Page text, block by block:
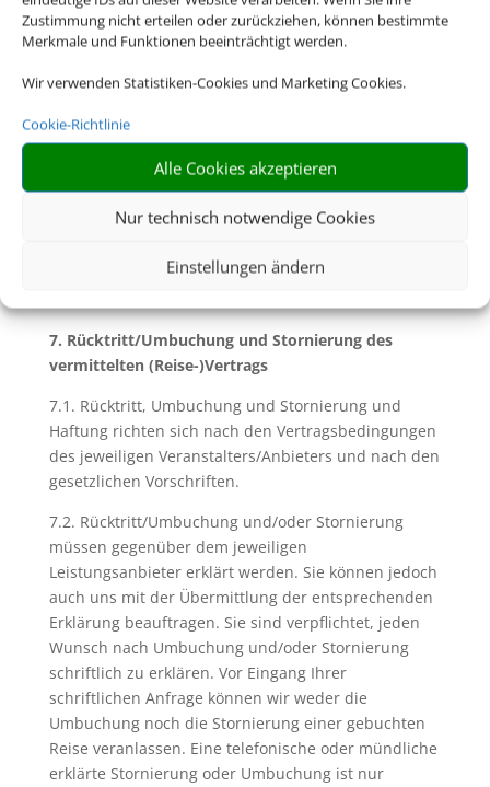
Zustimmung nicht erteilen oder zurückziehen, können bestimmte
Merkmale und Funktionen beeinträchtigt werden.
Wir verwenden Statistiken-Cookies und Marketing Cookies.
Cookie-Richtlinie
Alle Cookies akzeptieren
Nur technisch notwendige Cookies
Einstellungen ändern
6.2. Soweit mit Ihnen nicht ausdrücklich vereinbart,
sind Sie für die Einhaltung dieser Pass- und
gesundheitspolizeilichen Formalitäten und aller
gesetzlichen Vorschriften die Reisenden selbst
verantwortlich. Dazu gehört insbesondere die
rechtzeitige Beantragung von Visa für das
Bestimmungsland. Für eine etwaige Verletzung
solcher Vorschriften und deren Folgen haften wir
7. Rücktritt/Umbuchung und Stornierung des
vermittelten (Reise-)Vertrags
7.1. Rücktritt, Umbuchung und Stornierung und
Haftung richten sich nach den Vertragsbedingungen
des jeweiligen Veranstalters/Anbieters und nach den
gesetzlichen Vorschriften.
7.2. Rücktritt/Umbuchung und/oder Stornierung
müssen gegenüber dem jeweiligen
Leistungsanbieter erklärt werden. Sie können jedoch
auch uns mit der Übermittlung der entsprechenden
Erklärung beauftragen. Sie sind verpflichtet, jeden
Wunsch nach Umbuchung und/oder Stornierung
schriftlich zu erklären. Vor Eingang Ihrer
schriftlichen Anfrage können wir weder die
Umbuchung noch die Stornierung einer gebuchten
Reise veranlassen. Eine telefonische oder mündliche
erklärte Stornierung oder Umbuchung ist nur